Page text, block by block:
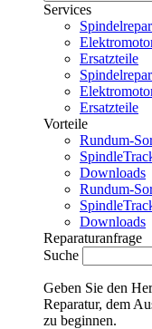
Services
Ersatzteile
Ersatzteile
Vorteile
Rundum-
Downloads
Rundum-
Downloads
Reparaturanfrage
Suche
Geben Sie den
Reparatur, dem
zu beginnen.